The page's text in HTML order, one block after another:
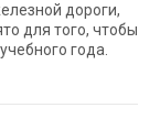
дороги,
для того, чтобы
года.